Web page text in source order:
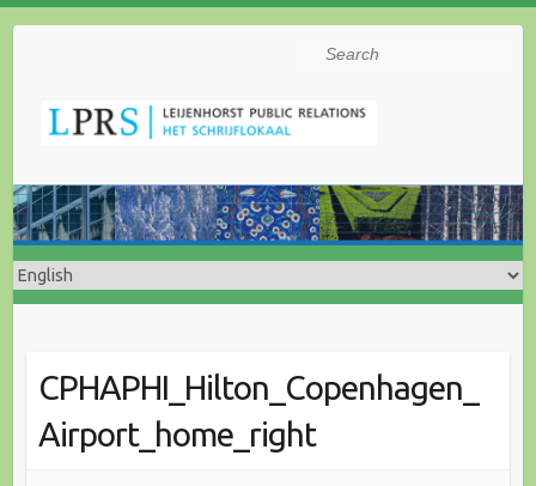
Search
CPHAPHI_Hilton_Copenhagen_
Airport_home_right